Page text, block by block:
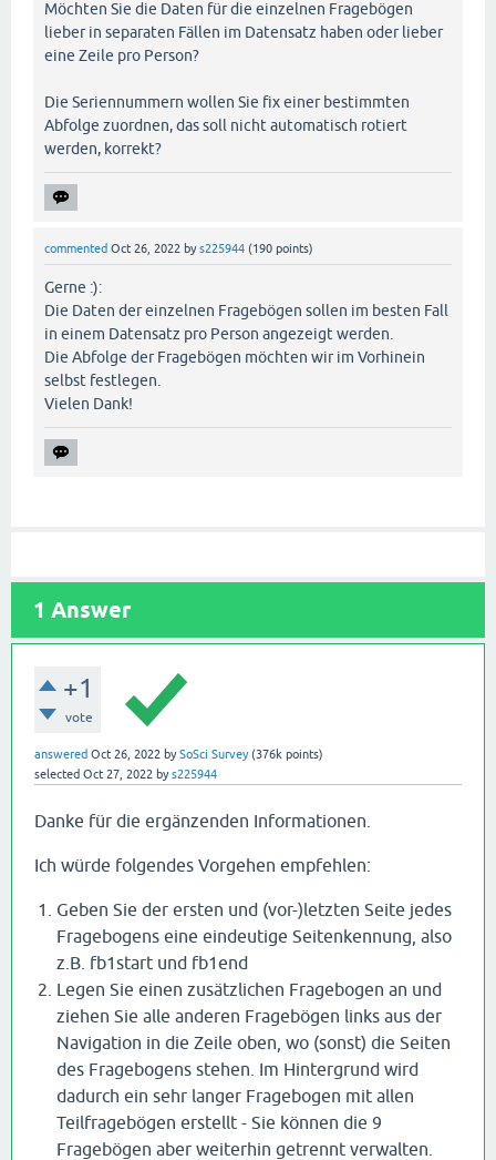
Möchten Sie die Daten für die einzelnen Fragebögen
lieber in separaten Fällen im Datensatz haben oder lieber
eine Zeile pro Person?
Die Seriennummern wollen Sie fix einer bestimmten
Abfolge zuordnen, das soll nicht automatisch rotiert
werden, korrekt?
commented Oct 26, 2022 bys225944 (190 points)
Gerne :):
Die Daten der einzelnen Fragebögen sollen im besten Fall
in einem Datensatz pro Person angezeigt werden.
Die Abfolge der Fragebögen möchten wir im Vorhinein
selbst festlegen.
Vielen Dank!
1 Answer
+1
vote
answered Oct 26, 2022 bySoSci Survey (376k points)
selected Oct 27, 2022 bys225944
Danke für die ergänzenden Informationen.
Ich würde folgendes Vorgehen empfehlen:
Geben Sie der ersten und (vor-)letzten Seite jedes
Fragebogens eine eindeutige Seitenkennung, also
z.B. fb1start und fb1end
Legen Sie einen zusätzlichen Fragebogen an und
ziehen Sie alle anderen Fragebögen links aus der
Navigation in die Zeile oben, wo (sonst) die Seiten
des Fragebogens stehen. Im Hintergrund wird
dadurch ein sehr langer Fragebogen mit allen
Teilfragebögen erstellt - Sie können die 9
Fragebögen aber weiterhin getrennt verwalten.